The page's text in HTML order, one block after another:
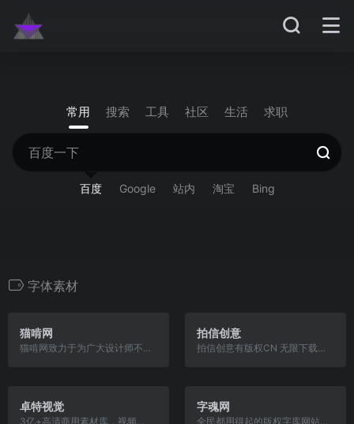
常用 搜索 工具 社区 生活 求职
百度 Google 站内 淘宝 Bing
字体素材
猫啃网
猫啃网致力于为广大设计师不定期提供新，全且免费的，可商用，无版权问题的免费字体下载。
拍信创意
拍信创意有版权CN 无限下载优质版权视频、图片素材
卓特视觉
3亿+高清商用素材库，视频图片音乐
字魂网
全民都用得起的版权字库网站，200+签约字体设计师，130套原创国标字体，专业的字体QA质检， 每周保证至少更新1套字，在字魂，你要的各类风格字体都可以找到。